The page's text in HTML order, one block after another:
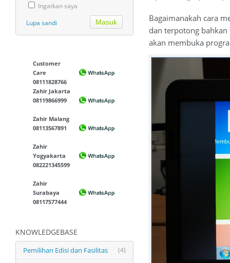
Ingatkan saya
Lupa sandi
Customer
Care
08111828766
Zahir Jakarta
08119866999
Zahir Malang
08113567891
Zahir
Yogyakarta
082221345599
Zahir
Surabaya
08117577444
KNOWLEDGEBASE
(4)
Pemilihan Edisi dan Fasilitas
Bagaimanakah cara
dan terpotong
akan membuka